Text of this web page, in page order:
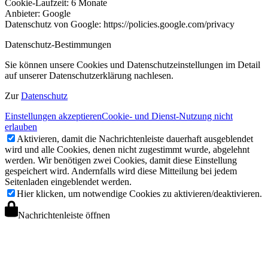
Cookie-Laufzeit: 6 Monate
Anbieter: Google
Datenschutz von Google: https://policies.google.com/privacy
Datenschutz-Bestimmungen
Sie können unsere Cookies und Datenschutzeinstellungen im Detail
auf unserer Datenschutzerklärung nachlesen.
ZurDatenschutz
Einstellungen akzeptierenCookie- und Dienst-Nutzung nicht
erlauben
Aktivieren, damit die Nachrichtenleiste dauerhaft ausgeblendet
wird und alle Cookies, denen nicht zugestimmt wurde, abgelehnt
werden. Wir benötigen zwei Cookies, damit diese Einstellung
gespeichert wird. Andernfalls wird diese Mitteilung bei jedem
Seitenladen eingeblendet werden.
Hier klicken, um notwendige Cookies zu aktivieren/deaktivieren.
Nachrichtenleiste öffnen